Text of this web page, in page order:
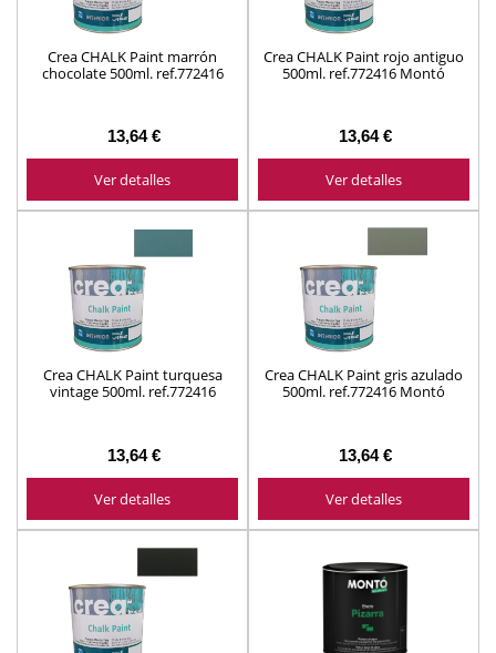
Crea CHALK Paint marrón
chocolate 500ml. ref.772416
13,64 €
Ver detalles
Crea CHALK Paint rojo antiguo
500ml. ref.772416 Montó
13,64 €
Ver detalles
Crea CHALK Paint turquesa
vintage 500ml. ref.772416
13,64 €
Ver detalles
Crea CHALK Paint gris azulado
500ml. ref.772416 Montó
13,64 €
Ver detalles